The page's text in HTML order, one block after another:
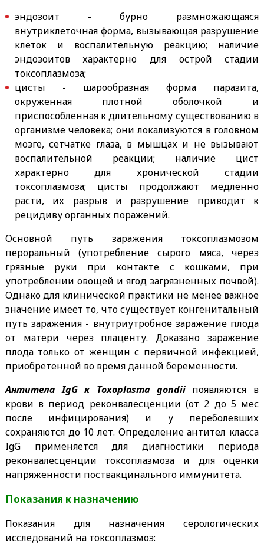
эндозоит - бурно размножающаяся
внутриклеточная форма, вызывающая разрушение
клеток и воспалительную реакцию; наличие
эндозоитов характерно для острой стадии
токсоплазмоза;
цисты - шарообразная форма паразита,
окруженная плотной оболочкой и
приспособленная к длительному существованию в
организме человека; они локализуются в головном
мозге, сетчатке глаза, в мышцах и не вызывают
воспалительной реакции; наличие цист
характерно для хронической стадии
токсоплазмоза; цисты продолжают медленно
расти, их разрыв и разрушение приводит к
рецидиву органных поражений.
Основной путь заражения токсоплазмозом
пероральный (употребление сырого мяса, через
грязные руки при контакте с кошками, при
употреблении овощей и ягод загрязненных почвой).
Однако для клинической практики не менее важное
значение имеет то, что существует конгенитальный
путь заражения - внутриутробное заражение плода
от матери через плаценту. Доказано заражение
плода только от женщин с первичной инфекцией,
приобретенной во время данной беременности.
Антитела IgG к Toxoplasma gondii появляются в
крови в период реконвалесценции (от 2 до 5 мес
после инфицирования) и у переболевших
сохраняются до 10 лет. Определение антител класса
IgG применяется для диагностики периода
реконвалесценции токсоплазмоза и для оценки
напряженности поствакцинального иммунитета.
Показания к назначению
Показания для назначения серологических
исследований на токсоплазмоз: